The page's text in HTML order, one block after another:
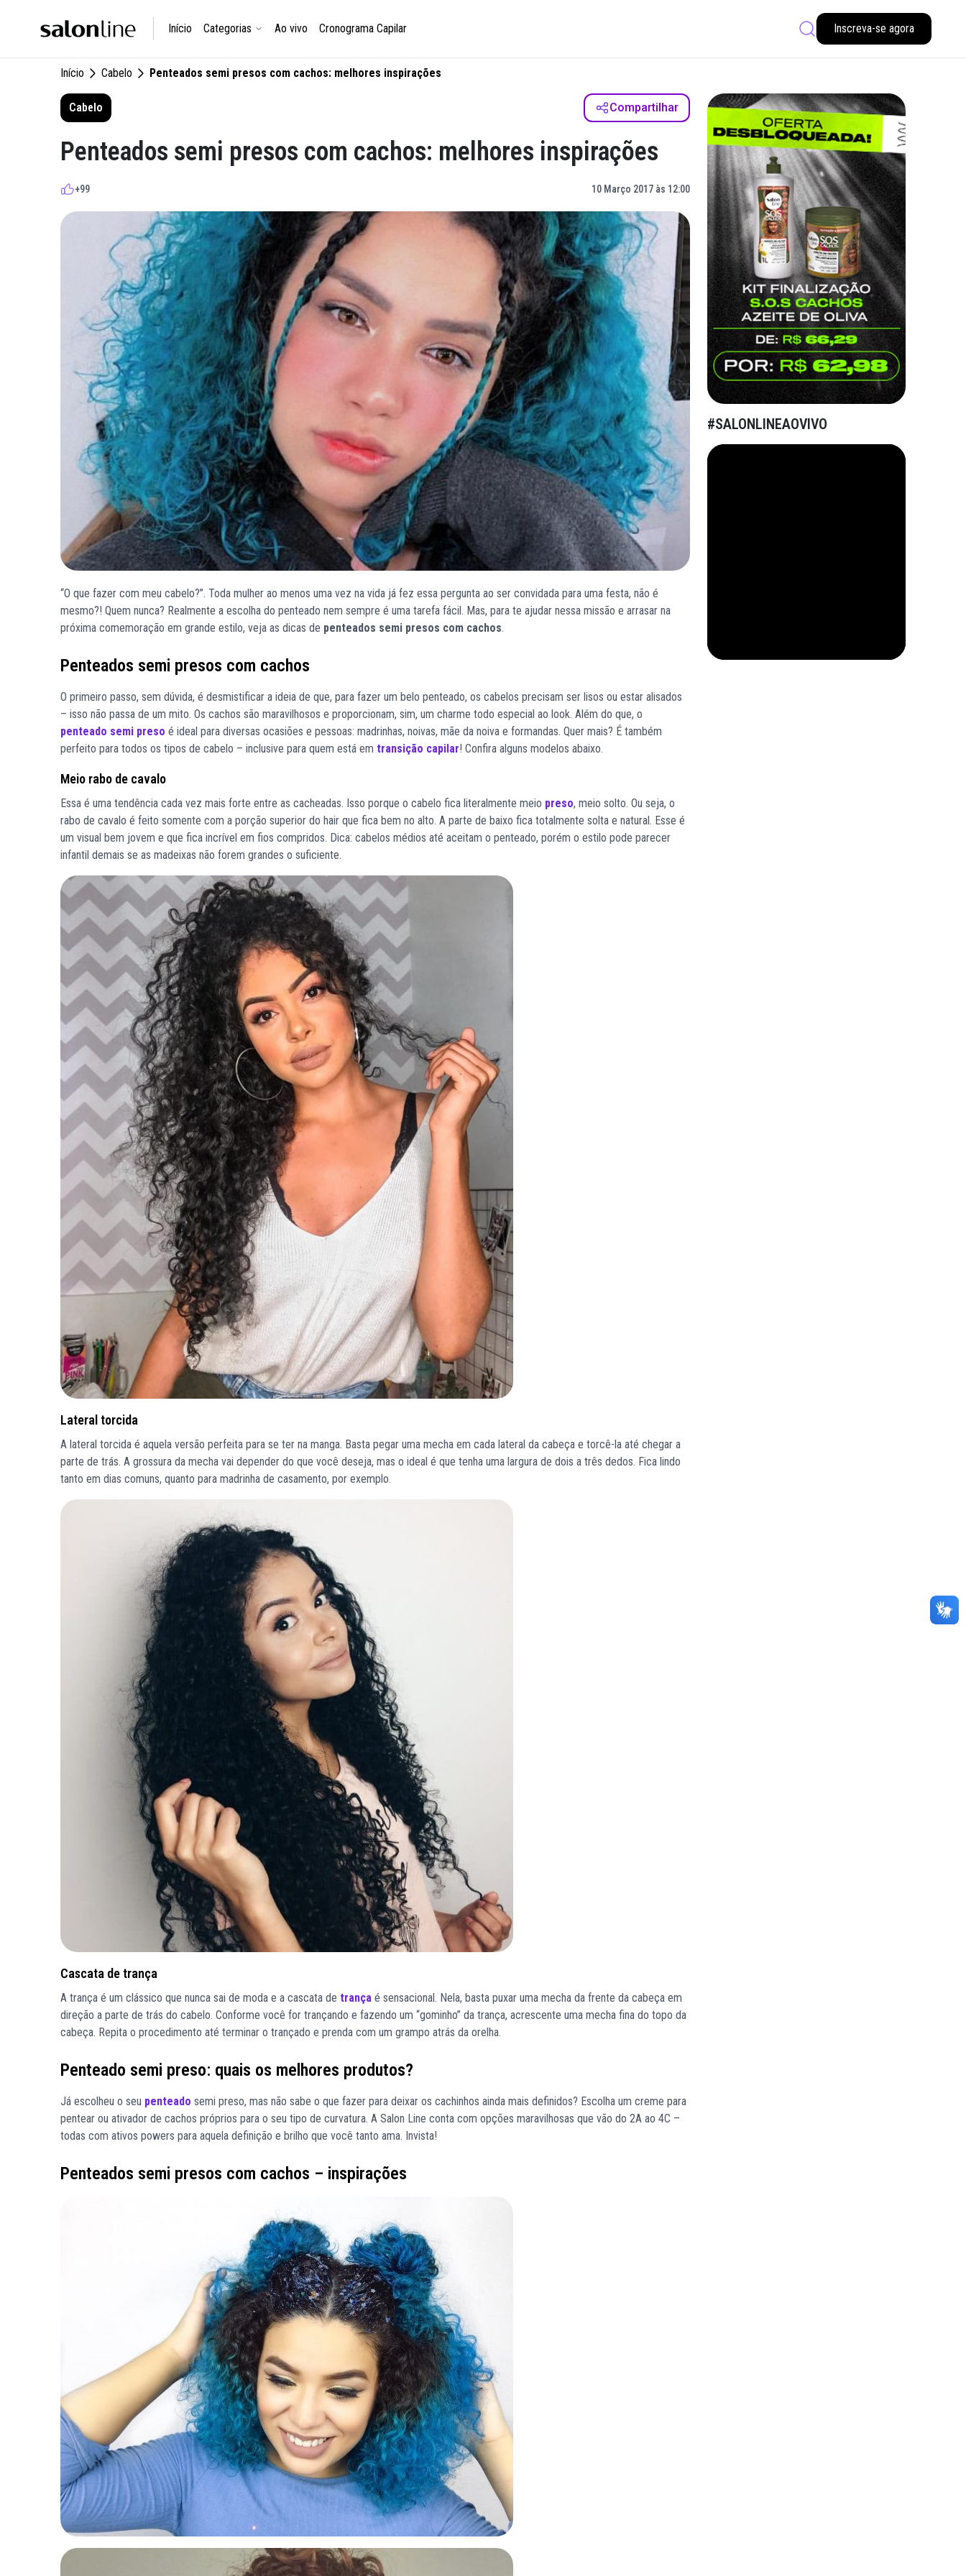
Início Categorias Ao vivo Cronograma Capilar Inscreva-se agora
Início Cabelo Penteados semi presos com cachos: melhores inspirações
Cabelo Compartilhar
Penteados semi presos com cachos: melhores inspirações
+99 10 Março 2017 às 12:00
“O que fazer com meu cabelo?”. Toda mulher ao menos uma vez na vida já fez essa pergunta ao ser convidada para uma festa, não é
mesmo?! Quem nunca? Realmente a escolha do penteado nem sempre é uma tarefa fácil. Mas, para te ajudar nessa missão e arrasar na
próxima comemoração em grande estilo, veja as dicas de penteados semi presos com cachos.
Penteados semi presos com cachos
O primeiro passo, sem dúvida, é desmistificar a ideia de que, para fazer um belo penteado, os cabelos precisam ser lisos ou estar alisados
– isso não passa de um mito. Os cachos são maravilhosos e proporcionam, sim, um charme todo especial ao look. Além do que, o
penteado semi preso é ideal para diversas ocasiões e pessoas: madrinhas, noivas, mãe da noiva e formandas. Quer mais? É também
perfeito para todos os tipos de cabelo – inclusive para quem está em transição capilar! Confira alguns modelos abaixo.
Meio rabo de cavalo
Essa é uma tendência cada vez mais forte entre as cacheadas. Isso porque o cabelo fica literalmente meio preso, meio solto. Ou seja, o
rabo de cavalo é feito somente com a porção superior do hair que fica bem no alto. A parte de baixo fica totalmente solta e natural. Esse é
um visual bem jovem e que fica incrível em fios compridos. Dica: cabelos médios até aceitam o penteado, porém o estilo pode parecer
infantil demais se as madeixas não forem grandes o suficiente.
Lateral torcida
A lateral torcida é aquela versão perfeita para se ter na manga. Basta pegar uma mecha em cada lateral da cabeça e torcê-la até chegar a
parte de trás. A grossura da mecha vai depender do que você deseja, mas o ideal é que tenha uma largura de dois a três dedos. Fica lindo
tanto em dias comuns, quanto para madrinha de casamento, por exemplo.
Cascata de trança
A trança é um clássico que nunca sai de moda e a cascata de trança é sensacional. Nela, basta puxar uma mecha da frente da cabeça em
direção a parte de trás do cabelo. Conforme você for trançando e fazendo um “gominho” da trança, acrescente uma mecha fina do topo da
cabeça. Repita o procedimento até terminar o trançado e prenda com um grampo atrás da orelha.
Penteado semi preso: quais os melhores produtos?
Já escolheu o seu penteado semi preso, mas não sabe o que fazer para deixar os cachinhos ainda mais definidos? Escolha um creme para
pentear ou ativador de cachos próprios para o seu tipo de curvatura. A Salon Line conta com opções maravilhosas que vão do 2A ao 4C –
todas com ativos powers para aquela definição e brilho que você tanto ama. Invista!
Penteados semi presos com cachos – inspirações
#SALONLINEAOVIVO